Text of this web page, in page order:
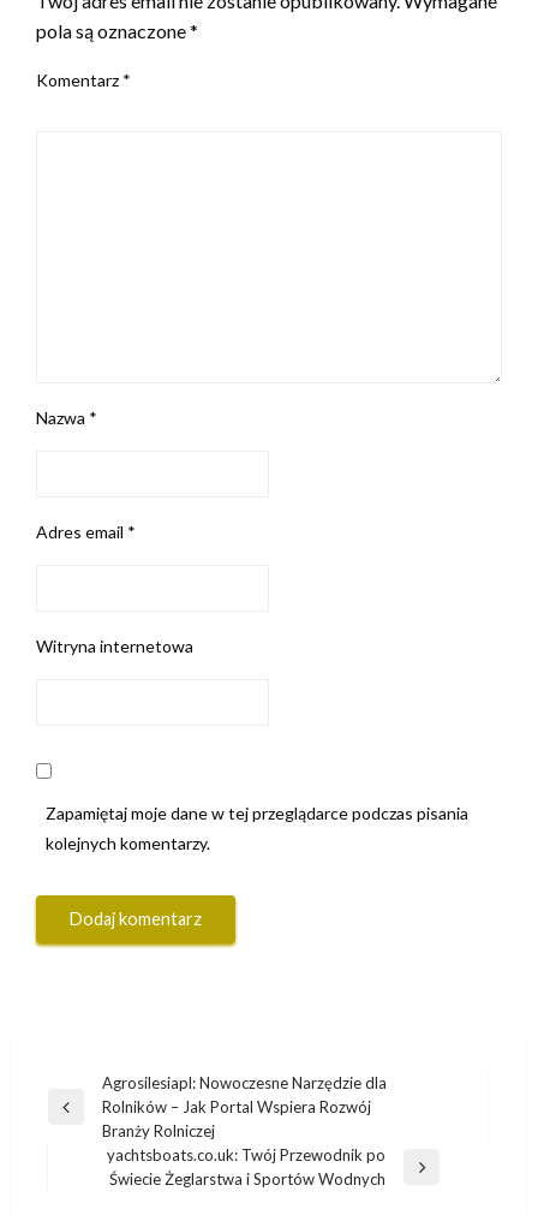
pola są oznaczone*
Komentarz *
Nazwa *
Adres email *
Witryna internetowa
Zapamiętaj moje dane w tej przeglądarce podczas pisania
kolejnych komentarzy.
Nawigacja
wpisu
Poprzedni
Agrosilesiapl: Nowoczesne Narzędzie dla
Rolników – Jak Portal Wspiera Rozwój
Branży Rolniczej
Następny
yachtsboats.co.uk: Twój Przewodnik po
Świecie Żeglarstwa i Sportów Wodnych